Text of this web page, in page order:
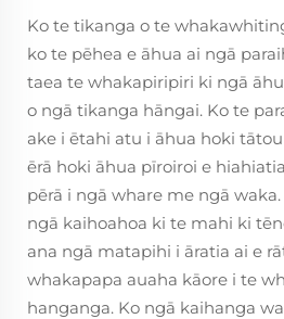
Ko te tikanga o te
ko te pēhea e āhua ai ngā
taea te whakapiripiri ki ngā
o ngā tikanga hāngai. Ko te
ake i ētahi atu i āhua hoki
ērā hoki āhua pīroiroi e
pērā i ngā whare me ngā
ngā kaihoahoa ki te mahi ki
ana ngā matapihi i āratia ai e
whakapapa auaha kāore i te
hanganga. Ko ngā kaihanga